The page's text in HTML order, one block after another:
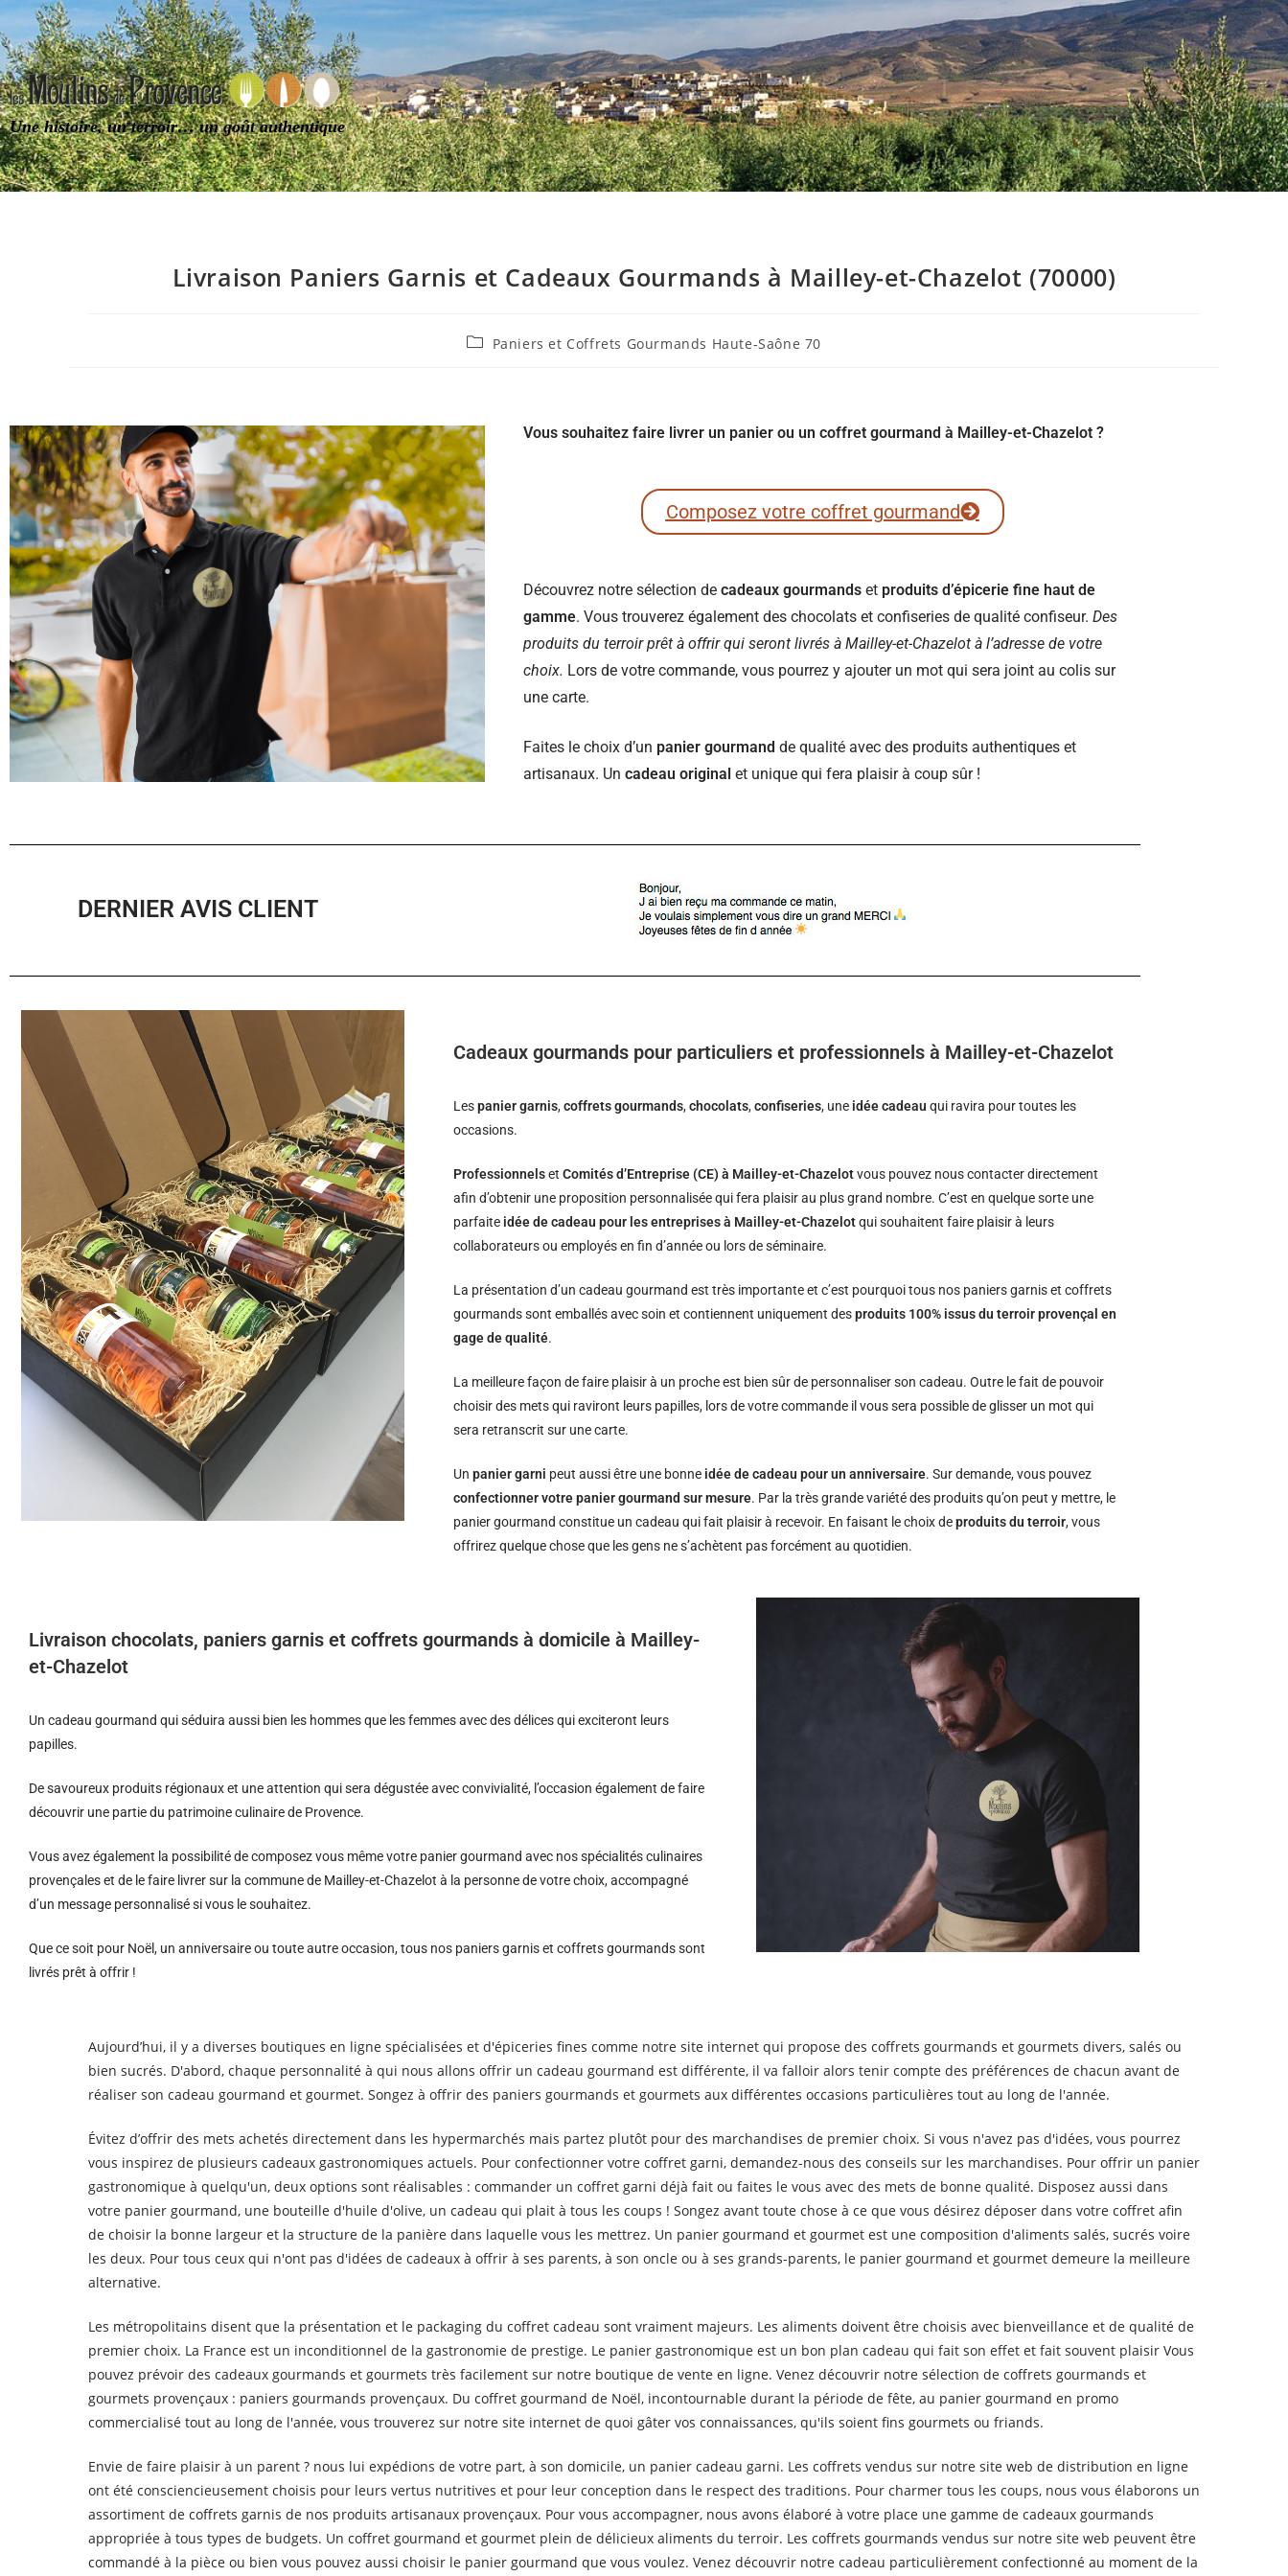
Une histoire, un terroir… un goût authentique
Livraison Paniers Garnis et Cadeaux Gourmands à Mailley-et-Chazelot (70000)
Paniers et Coffrets Gourmands Haute-Saône 70
Vous souhaitez faire livrer un panier ou un coffret gourmand à Mailley-et-Chazelot ?
Composez votre coffret gourmand
Découvrez notre sélection de cadeaux gourmands et produits d’épicerie fine haut de
gamme. Vous trouverez également des chocolats et confiseries de qualité confiseur. Des
produits du terroir prêt à offrir qui seront livrés à Mailley-et-Chazelot à l’adresse de votre
choix. Lors de votre commande, vous pourrez y ajouter un mot qui sera joint au colis sur
une carte.
Faites le choix d’un panier gourmand de qualité avec des produits authentiques et
artisanaux. Un cadeau original et unique qui fera plaisir à coup sûr !
DERNIER AVIS CLIENT
Cadeaux gourmands pour particuliers et professionnels à Mailley-et-Chazelot
Lespanier garnis,coffrets gourmands,chocolats,confiseries, une idée cadeau qui ravira pour toutes les
occasions.
ProfessionnelsetComités d’Entreprise (CE) à Mailley-et-Chazelotvous pouvez nous contacter directement
afin d’obtenir une proposition personnalisée qui fera plaisir au plus grand nombre. C’est en quelque sorte une
parfaite idée de cadeau pour les entreprises à Mailley-et-Chazelotqui souhaitent faire plaisir à leurs
collaborateurs ou employés en fin d’année ou lors de séminaire.
La présentation d’un cadeau gourmand est très importante et c’est pourquoi tous nos paniers garnis et coffrets
gourmands sont emballés avec soin et contiennent uniquement desproduits 100% issus du terroir provençal en
gage de qualité.
La meilleure façon de faire plaisir à un proche est bien sûr de personnaliser son cadeau. Outre le fait de pouvoir
choisir des mets qui raviront leurs papilles, lors de votre commande il vous sera possible de glisser un mot qui
sera retranscrit sur une carte.
Unpanier garni peut aussi être une bonne idée de cadeau pour un anniversaire. Sur demande, vous pouvez
confectionner votre panier gourmand sur mesure. Par la très grande variété des produits qu’on peut y mettre, le
panier gourmand constitue un cadeau qui fait plaisir à recevoir. En faisant le choix deproduits du terroir, vous
offrirez quelque chose que les gens ne s’achètent pas forcément au quotidien.
Livraison chocolats, paniers garnis et coffrets gourmands à domicile à Mailley-
et-Chazelot
Un cadeau gourmand qui séduira aussi bien les hommes que les femmes avec des délices qui exciteront leurs
papilles.
De savoureux produits régionaux et une attention qui sera dégustée avec convivialité, l’occasion également de faire
découvrir une partie du patrimoine culinaire de Provence.
Vous avez également la possibilité de composez vous même votre panier gourmand avec nos spécialités culinaires
provençales et de le faire livrer sur la commune de Mailley-et-Chazelot à la personne de votre choix, accompagné
d’un message personnalisé si vous le souhaitez.
Que ce soit pour Noël, un anniversaire ou toute autre occasion, tous nos paniers garnis et coffrets gourmands sont
livrés prêt à offrir !
Aujourd’hui, il y a diverses boutiques en ligne spécialisées et d'épiceries fines comme notre site internet qui propose des coffrets gourmands et gourmets divers, salés ou
bien sucrés. D'abord, chaque personnalité à qui nous allons offrir un cadeau gourmand est différente, il va falloir alors tenir compte des préférences de chacun avant de
réaliser son cadeau gourmand et gourmet. Songez à offrir des paniers gourmands et gourmets aux différentes occasions particulières tout au long de l'année.
Évitez d’offrir des mets achetés directement dans les hypermarchés mais partez plutôt pour des marchandises de premier choix. Si vous n'avez pas d'idées, vous pourrez
vous inspirez de plusieurs cadeaux gastronomiques actuels. Pour confectionner votre coffret garni, demandez-nous des conseils sur les marchandises. Pour offrir un panier
gastronomique à quelqu'un, deux options sont réalisables : commander un coffret garni déjà fait ou faites le vous avec des mets de bonne qualité. Disposez aussi dans
votre panier gourmand, une bouteille d'huile d'olive, un cadeau qui plait à tous les coups ! Songez avant toute chose à ce que vous désirez déposer dans votre coffret afin
de choisir la bonne largeur et la structure de la panière dans laquelle vous les mettrez. Un panier gourmand et gourmet est une composition d'aliments salés, sucrés voire
les deux. Pour tous ceux qui n'ont pas d'idées de cadeaux à offrir à ses parents, à son oncle ou à ses grands-parents, le panier gourmand et gourmet demeure la meilleure
alternative.
Les métropolitains disent que la présentation et le packaging du coffret cadeau sont vraiment majeurs. Les aliments doivent être choisis avec bienveillance et de qualité de
premier choix. La France est un inconditionnel de la gastronomie de prestige. Le panier gastronomique est un bon plan cadeau qui fait son effet et fait souvent plaisir Vous
pouvez prévoir des cadeaux gourmands et gourmets très facilement sur notre boutique de vente en ligne. Venez découvrir notre sélection de coffrets gourmands et
gourmets provençaux : paniers gourmands provençaux. Du coffret gourmand de Noël, incontournable durant la période de fête, au panier gourmand en promo
commercialisé tout au long de l'année, vous trouverez sur notre site internet de quoi gâter vos connaissances, qu'ils soient fins gourmets ou friands.
Envie de faire plaisir à un parent ? nous lui expédions de votre part, à son domicile, un panier cadeau garni. Les coffrets vendus sur notre site web de distribution en ligne
ont été consciencieusement choisis pour leurs vertus nutritives et pour leur conception dans le respect des traditions. Pour charmer tous les coups, nous vous élaborons un
assortiment de coffrets garnis de nos produits artisanaux provençaux. Pour vous accompagner, nous avons élaboré à votre place une gamme de cadeaux gourmands
appropriée à tous types de budgets. Un coffret gourmand et gourmet plein de délicieux aliments du terroir. Les coffrets gourmands vendus sur notre site web peuvent être
commandé à la pièce ou bien vous pouvez aussi choisir le panier gourmand que vous voulez. Venez découvrir notre cadeau particulièrement confectionné au moment de la